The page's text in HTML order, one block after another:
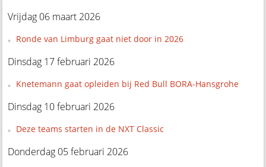
Vrijdag 06 maart 2026
Ronde van Limburg gaat niet door in 2026
Dinsdag 17 februari 2026
Knetemann gaat opleiden bij Red Bull BORA-Hansgrohe
Dinsdag 10 februari 2026
Deze teams starten in de NXT Classic
Donderdag 05 februari 2026